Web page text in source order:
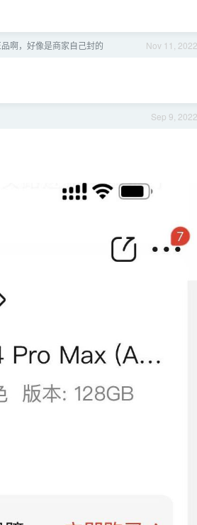
Nov 11, 2022
啊，好像是商家自己封的
Sep 9, 2022